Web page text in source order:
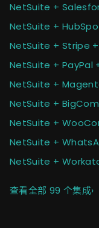
NetSuite +
NetSuite +
NetSuite + Stripe
NetSuite + PayPal
NetSuite +
NetSuite +
NetSuite +
NetSuite +
NetSuite +
查看全部 99 个集成›